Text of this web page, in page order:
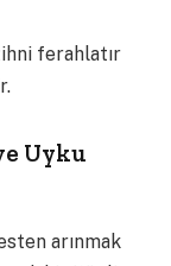
ferahlatır
Uyku
arınmak